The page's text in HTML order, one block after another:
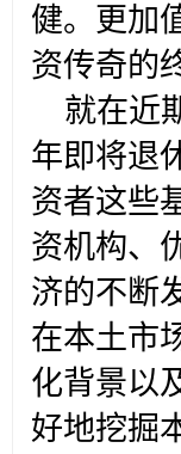
健。更加
资传奇的
就在近
年即将退
资者这些
资机构、
济的不断
在本土市
化背景以
好地挖掘